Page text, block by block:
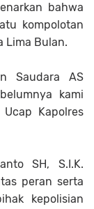
bahwa
kompolotan
Lima Bulan.
Saudara AS
kami
Kapolres
SH, S.I.K.
peran serta
kepolisian